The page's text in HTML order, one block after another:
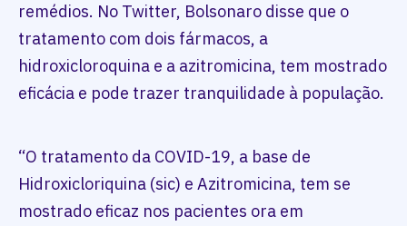
remédios. No Twitter, Bolsonaro disse que o
tratamento com dois fármacos, a
hidroxicloroquina e a azitromicina, tem mostrado
eficácia e pode trazer tranquilidade à população.
“O tratamento da COVID-19, a base de
Hidroxicloriquina (sic) e Azitromicina, tem se
mostrado eficaz nos pacientes ora em